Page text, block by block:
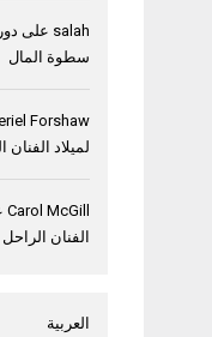
salah على
سطوة المال
Forshaw
لميلاد
Carol McGill
الفنان
العربية